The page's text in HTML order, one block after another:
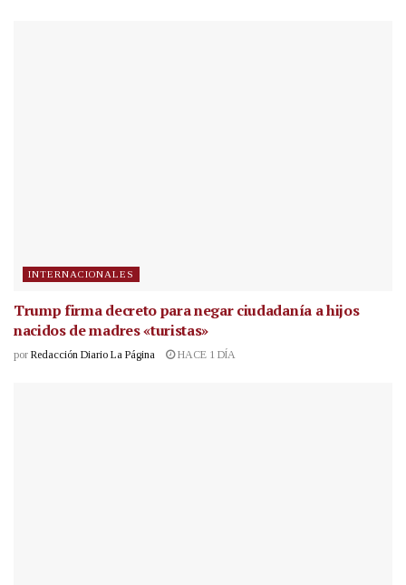
INTERNACIONALES
Trump firma decreto para negar ciudadanía a hijos
nacidos de madres «turistas»
por Redacción Diario La Página HACE 1 DÍA